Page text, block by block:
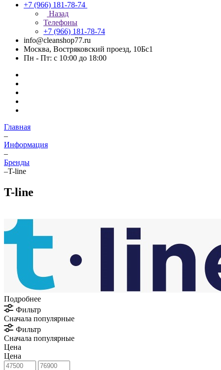
+7 (966) 181-78-74
Назад
Телефоны
+7 (966) 181-78-74
info@cleanshop77.ru
Москва, Востряковский проезд, 10Бс1
Пн - Пт: с 10:00 до 18:00
Главная
–
Информация
–
Бренды
–T-line
T-line
Подробнее
Фильтр
Сначала популярные
Фильтр
Сначала популярные
Цена
Цена